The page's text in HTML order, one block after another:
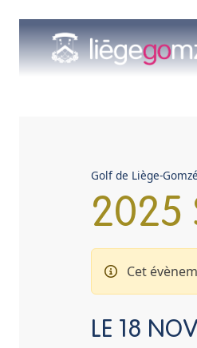
contenu
Golf de Liège-Gomzé
2025
Cet
LE 18